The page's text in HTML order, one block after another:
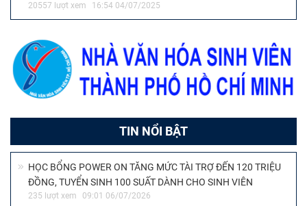
20557 lượt xem 16:54 04/07/2025
TIN NỔI BẬT
HỌC BỔNG POWER ON TĂNG MỨC TÀI TRỢ ĐẾN 120 TRIỆU
ĐỒNG, TUYỂN SINH 100 SUẤT DÀNH CHO SINH VIÊN
235 lượt xem 09:01 06/07/2026